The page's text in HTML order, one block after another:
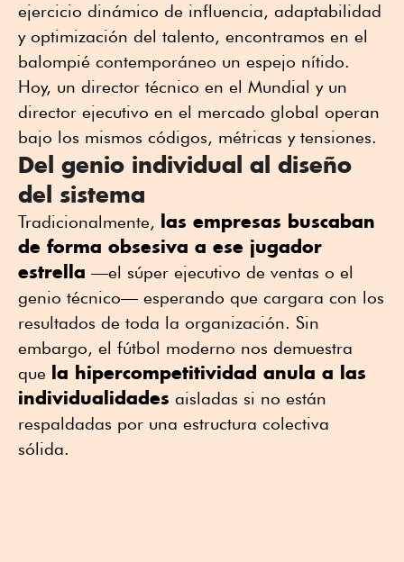
ejercicio dinámico de influencia, adaptabilidad
y optimización del talento, encontramos en el
balompié contemporáneo un espejo nítido.
Hoy, un director técnico en el Mundial y un
director ejecutivo en el mercado global operan
bajo los mismos códigos, métricas y tensiones.
Del genio individual al diseño
del sistema
Tradicionalmente, las empresas buscaban
de forma obsesiva a ese jugador
estrella —el súper ejecutivo de ventas o el
genio técnico— esperando que cargara con los
resultados de toda la organización. Sin
embargo, el fútbol moderno nos demuestra
que la hipercompetitividad anula a las
individualidades aisladas si no están
respaldadas por una estructura colectiva
sólida.